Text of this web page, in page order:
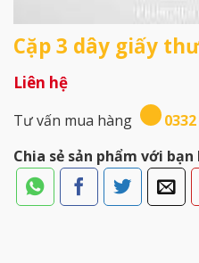
Cặp 3 dây giấy
Liên hệ
Tư vấn mua hàng
Chia sẻ sản phẩm với bạn